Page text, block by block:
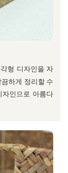
형 디자인을 자
하게 정리할 수
인으로 아름다